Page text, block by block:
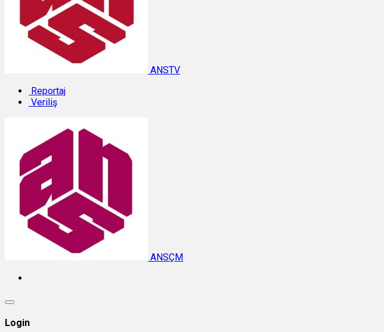
ANSTV
Reportaj
Veriliş
ANSÇM
Login